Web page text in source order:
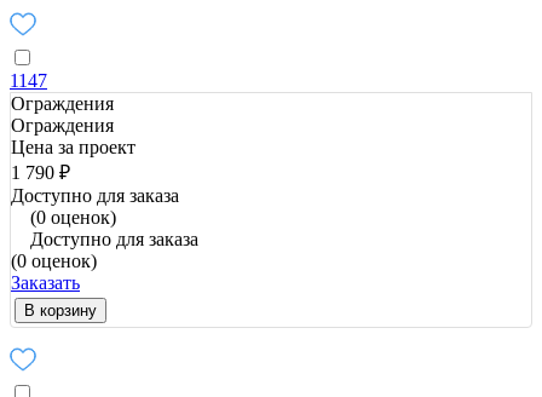
1147
Ограждения
Ограждения
Цена за проект
1 790 ₽
Доступно для заказа
(0 оценок)
Доступно для заказа
(0 оценок)
Заказать
В корзину